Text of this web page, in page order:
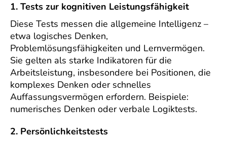
1. Tests zur kognitiven Leistungsfähigkeit
Diese Tests messen die allgemeine Intelligenz –
etwa logisches Denken,
Problemlösungsfähigkeiten und Lernvermögen.
Sie gelten als starke Indikatoren für die
Arbeitsleistung, insbesondere bei Positionen, die
komplexes Denken oder schnelles
Auffassungsvermögen erfordern. Beispiele:
numerisches Denken oder verbale Logiktests.
2. Persönlichkeitstests